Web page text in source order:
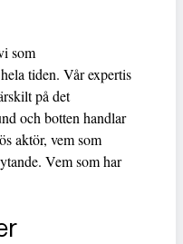
som
tiden. Vår expertis
på det
och botten handlar
aktör, vem som
Vem som har